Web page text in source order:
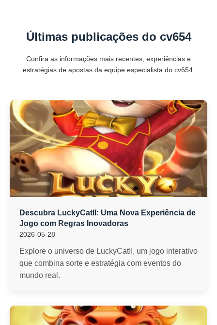
Últimas publicações do cv654
Confira as informações mais recentes, experiências e
estratégias de apostas da equipe especialista do cv654.
Descubra LuckyCatII: Uma Nova Experiência de
Jogo com Regras Inovadoras
2026-05-28
Explore o universo de LuckyCatII, um jogo interativo
que combina sorte e estratégia com eventos do
mundo real.